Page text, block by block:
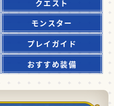
クエスト
モンスター
プレイガイド
おすすめ装備